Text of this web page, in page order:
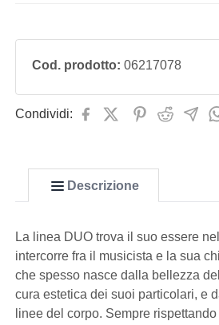
Cod. prodotto: 06217078
Condividi:
Descrizione
La linea DUO trova il suo essere
intercorre fra il musicista e la sua
che spesso nasce dalla bellezza
cura estetica dei suoi particolari, e
linee del corpo. Sempre